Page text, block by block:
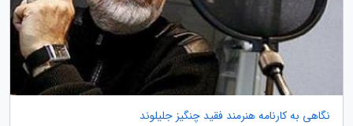
نگاهی به کارنامه هنرمند فقید چنگیز جلیلوند